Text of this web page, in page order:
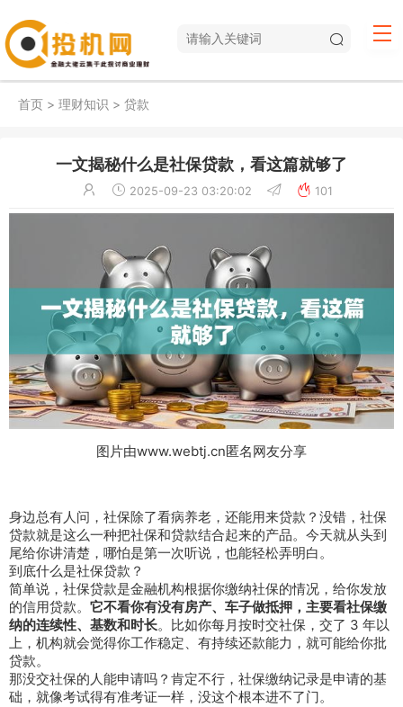
首页 > 理财知识 > 贷款
一文揭秘什么是社保贷款，看这篇就够了
2025-09-23 03:20:02 101
图片由www.webtj.cn匿名网友分享
身边总有人问，社保除了看病养老，还能用来贷款？没错，社保
贷款就是这么一种把社保和贷款结合起来的产品。今天就从头到
尾给你讲清楚，哪怕是第一次听说，也能轻松弄明白。
到底什么是社保贷款？
简单说，社保贷款是金融机构根据你缴纳社保的情况，给你发放
的信用贷款。 它不看你有没有房产、车子做抵押，主要看社保缴
纳的连续性、基数和时长。比如你每月按时交社保，交了 3 年以
上，机构就会觉得你工作稳定、有持续还款能力，就可能给你批
贷款。
那没交社保的人能申请吗？肯定不行，社保缴纳记录是申请的基
础，就像考试得有准考证一样，没这个根本进不了门。